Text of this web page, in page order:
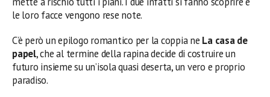
le loro facce vengono rese note.
C’è però un epilogo romantico per la coppia ne La casa de
papel, che al termine della rapina decide di costruire un
futuro insieme su un’isola quasi deserta, un vero e proprio
paradiso.